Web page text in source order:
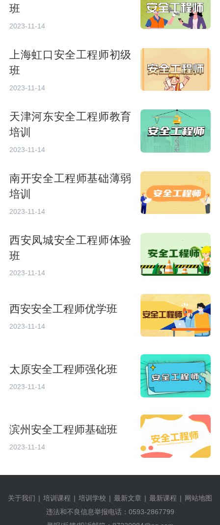
班
2023-11-14
上海虹口安全工程师初级
班
2023-11-14
天津河东安全工程师教育
培训
2023-11-14
南开安全工程师基础薄弱
培训
2023-11-14
西安凤城安全工程师体验
班
2023-11-14
西安安全工程师优学班
2023-11-14
太原安全工程师强化班
2023-11-14
滨州安全工程师基础班
2023-11-14
关于我们 | 培训课程 | 培训学校 | 最新文章 | 最新课程 | 网站地图
违法和不良信息举报电话：0593-2867799